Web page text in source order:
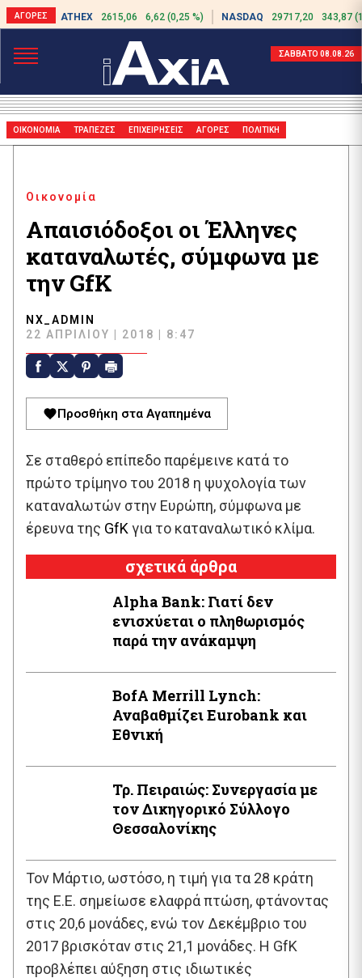
ATHEX 2615,06 6,62 (0,25 %) NASDAQ 29717,20 343,87
ΣΑΒΒΑΤΟ 08.08.26
ΟΙΚΟΝΟΜΙΑ ΤΡΑΠΕΖΕΣ ΕΠΙΧΕΙΡΗΣΕΙΣ ΑΓΟΡΕΣ ΠΟΛΙΤΙΚΗ
Οικονομία
Απαισιόδοξοι οι Έλληνες
καταναλωτές, σύμφωνα με
την GfK
NX_ADMIN
22 ΑΠΡΙΛΊΟΥ | 2018 | 8:47
Προσθήκη στα Αγαπημένα
Σε σταθερό επίπεδο παρέμεινε κατά το
πρώτο τρίμηνο του 2018 η ψυχολογία των
καταναλωτών στην Ευρώπη, σύμφωνα με
έρευνα της GfK για το καταναλωτικό κλίμα.
σχετικά άρθρα
Alpha Bank: Γιατί δεν
ενισχύεται ο πληθωρισμός
παρά την ανάκαμψη
BofA Μerrill Lynch:
Αναβαθμίζει Eurobank και
Εθνική
Τρ. Πειραιώς: Συνεργασία με
τον Δικηγορικό Σύλλογο
Θεσσαλονίκης
Τον Μάρτιο, ωστόσο, η τιμή για τα 28 κράτη
της Ε.Ε. σημείωσε ελαφρά πτώση, φτάνοντας
στις 20,6 μονάδες, ενώ τον Δεκέμβριο του
2017 βρισκόταν στις 21,1 μονάδες. Η GfK
προβλέπει αύξηση στις ιδιωτικές